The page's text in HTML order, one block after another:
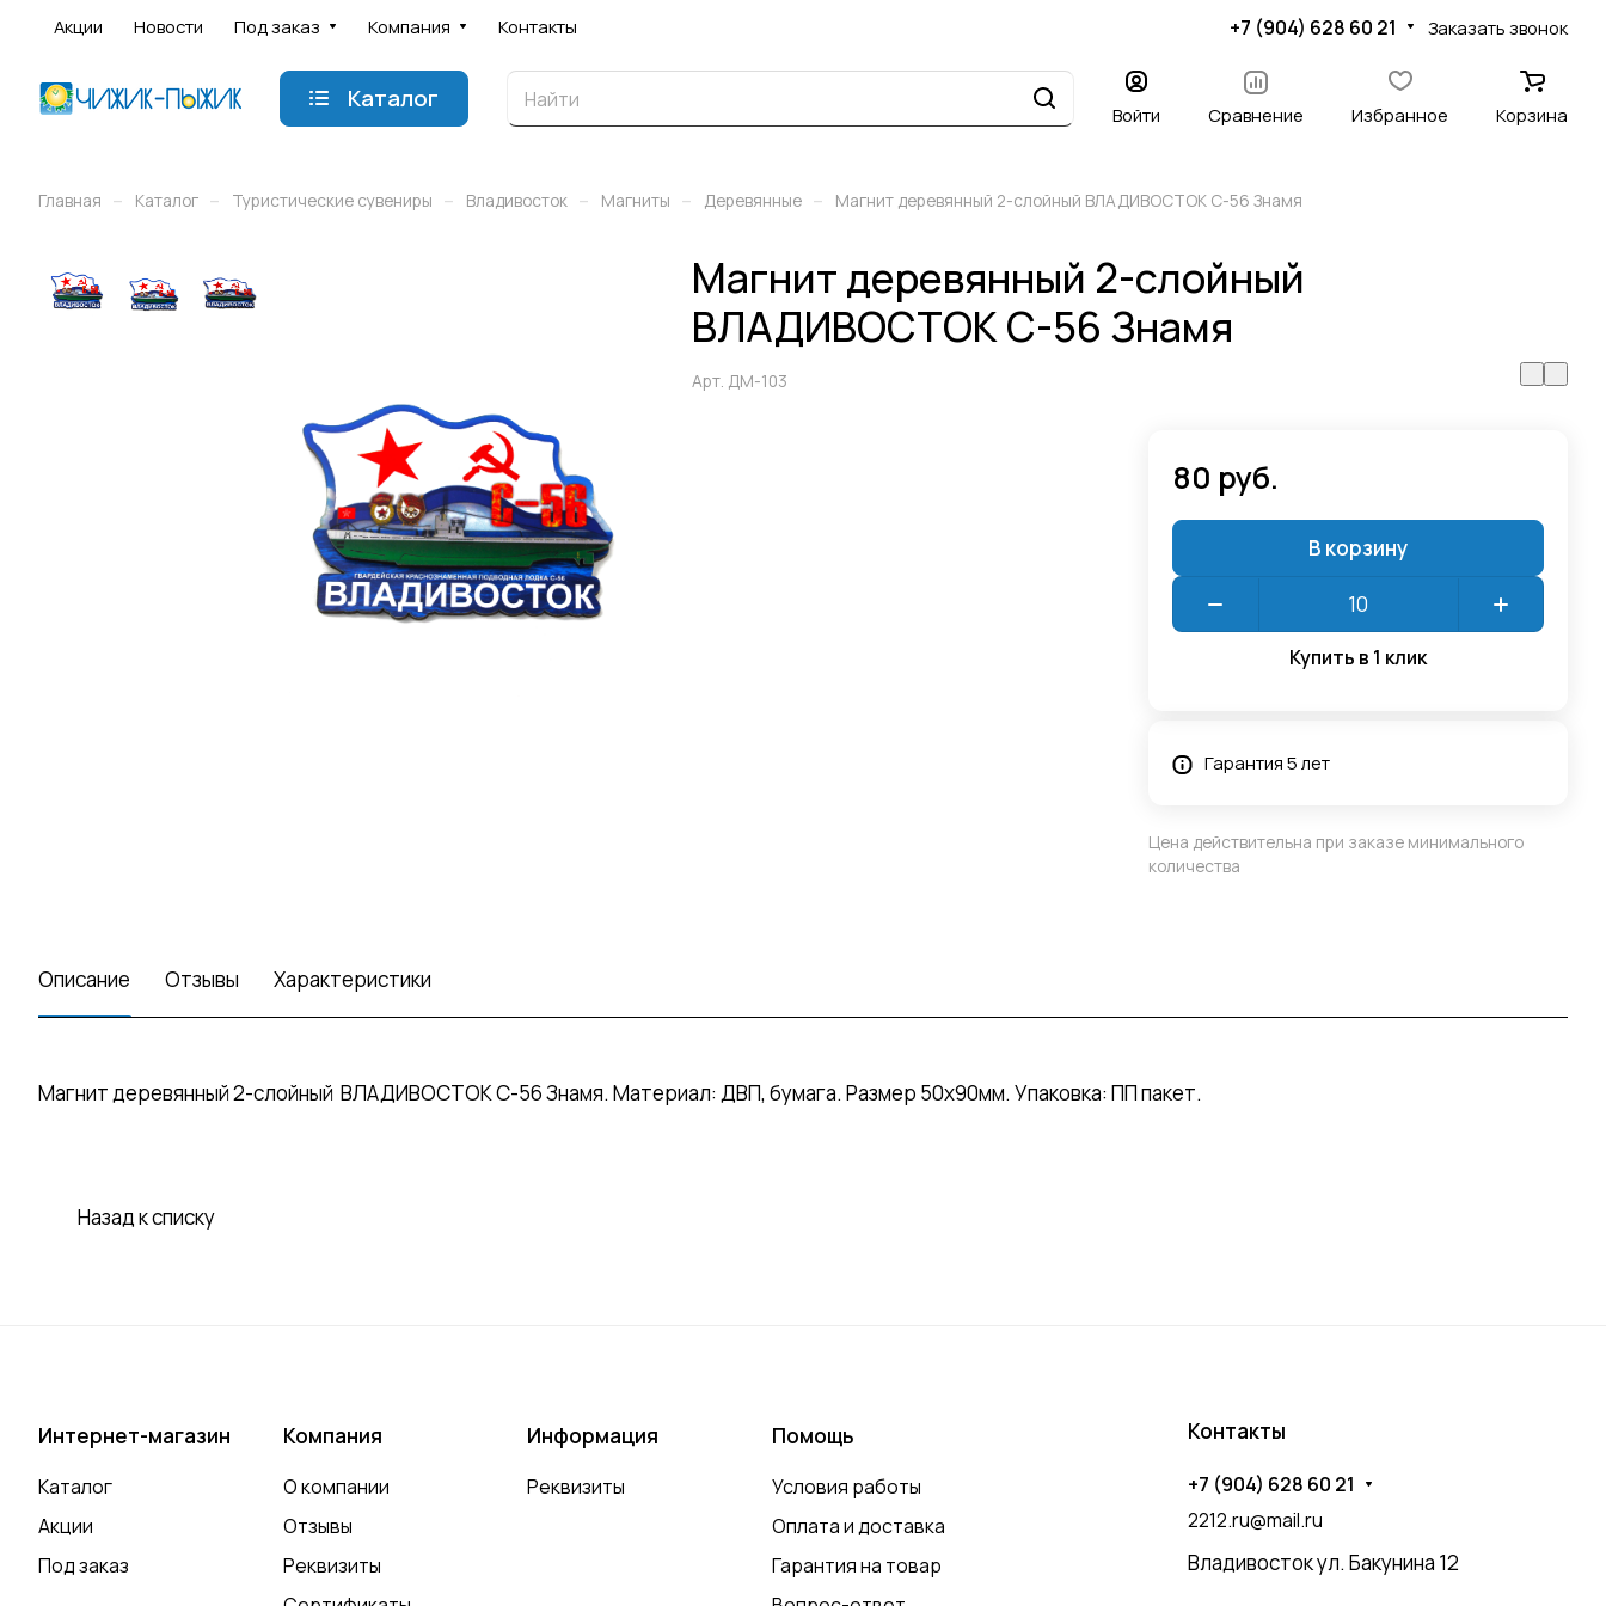
Акции Новости Под заказ Компания Контакты +7 (904) 628 60 21 Заказать звонок
Каталог
Войти Сравнение Избранное Корзина
Главная – Каталог – Туристические сувениры – Владивосток – Магниты – Деревянные – Магнит деревянный 2-слойный ВЛАДИВОСТОК С-56 Знамя
Магнит деревянный 2-слойный
ВЛАДИВОСТОК С-56 Знамя
Арт. ДМ-103
80 руб.
В корзину
Купить в 1 клик
Гарантия 5 лет
Цена действительна при заказе минимального
количества
Описание Отзывы Характеристики
Магнит деревянный 2-слойный ВЛАДИВОСТОК С-56 Знамя. Материал: ДВП, бумага. Размер 50х90мм. Упаковка: ПП пакет.
Назад к списку
Интернет-магазин
Каталог
Акции
Под заказ
Компания
О компании
Отзывы
Реквизиты
Информация
Реквизиты
Помощь
Условия работы
Оплата и доставка
Гарантия на товар
Контакты
+7 (904) 628 60 21
2212.ru@mail.ru
Владивосток ул. Бакунина 12